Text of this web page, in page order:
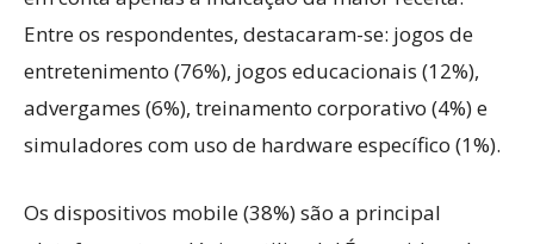
Entre os respondentes, destacaram-se: jogos de
entretenimento (76%), jogos educacionais (12%),
advergames (6%), treinamento corporativo (4%) e
simuladores com uso de hardware específico (1%).
Os dispositivos mobile (38%) são a principal